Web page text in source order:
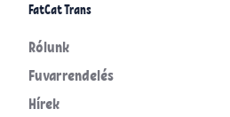
FatCat Trans
Rólunk
Fuvarrendelés
Hírek